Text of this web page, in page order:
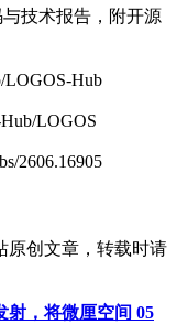
技术报告，附开源
LOGOS-Hub
LOGOS
2606.16905
原创文章，转载时请
射，将微厘空间 05